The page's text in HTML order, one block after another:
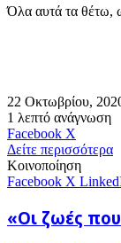
Όλα αυτά τα θέτω,
22 Οκτωβρίου,
1 λεπτό ανάγνωση
Facebook X
μέσω
E-
mail
Δείτε περισσότερα
Κοινοποίηση
Facebook X
«Οι
ζωές
«Οι ζωές